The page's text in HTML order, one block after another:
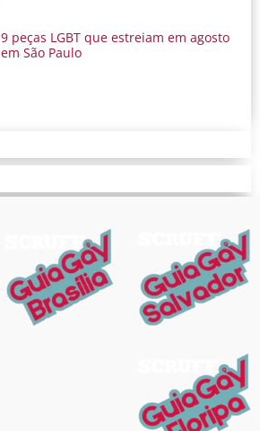
9 peças LGBT que estreiam em agosto
em São Paulo